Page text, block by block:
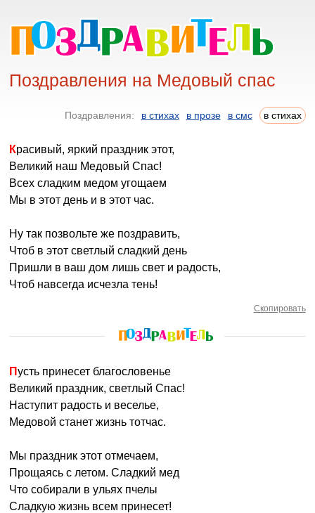
Поздравления на Медовый спас
Поздравления: в стихах в прозе в смс в стихах
Красивый, яркий праздник этот,
Великий наш Медовый Спас!
Всех сладким медом угощаем
Мы в этот день и в этот час.
Ну так позвольте же поздравить,
Чтоб в этот светлый сладкий день
Пришли в ваш дом лишь свет и радость,
Чтоб навсегда исчезла тень!
Скопировать
Пусть принесет благословенье
Великий праздник, светлый Спас!
Наступит радость и веселье,
Медовой станет жизнь тотчас.
Мы праздник этот отмечаем,
Прощаясь с летом. Сладкий мед
Что собирали в ульях пчелы
Сладкую жизнь всем принесет!